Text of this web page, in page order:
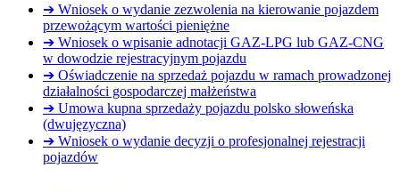
➔ Wniosek o wydanie zezwolenia na kierowanie pojazdem
przewożącym wartości pieniężne
➔ Wniosek o wpisanie adnotacji GAZ-LPG lub GAZ-CNG
w dowodzie rejestracyjnym pojazdu
➔ Oświadczenie na sprzedaż pojazdu w ramach prowadzonej
działalności gospodarczej małżeństwa
➔ Umowa kupna sprzedaży pojazdu polsko słoweńska
(dwujęzyczna)
➔ Wniosek o wydanie decyzji o profesjonalnej rejestracji
pojazdów